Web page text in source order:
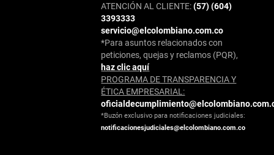
ATENCIÓN AL CLIENTE:(57) (604)
3393333
servicio@elcolombiano.com.co
*Para asuntos relacionados con
peticiones, quejas y reclamos (PQR),
haz clic aquí
PROGRAMA DE TRANSPARENCIA Y
ÉTICA EMPRESARIAL:
*Buzón exclusivo para notificaciones judiciales:
notificacionesjudiciales@elcolombiano.com.co